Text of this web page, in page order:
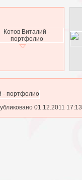
01.12.2011 17:13